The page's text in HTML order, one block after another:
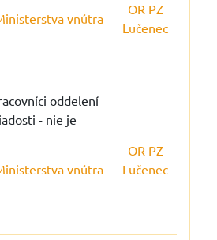
vnútra
OR PZ
Lučenec
oddelení
- nie je
vnútra
OR PZ
Lučenec